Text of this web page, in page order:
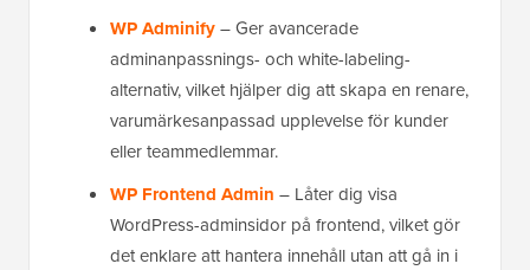
WP Adminify– Ger avancerade
adminanpassnings- och white-labeling-
alternativ, vilket hjälper dig att skapa en renare,
varumärkesanpassad upplevelse för kunder
eller teammedlemmar.
WP Frontend Admin – Låter dig visa
WordPress-adminsidor på frontend, vilket gör
det enklare att hantera innehåll utan att gå in i